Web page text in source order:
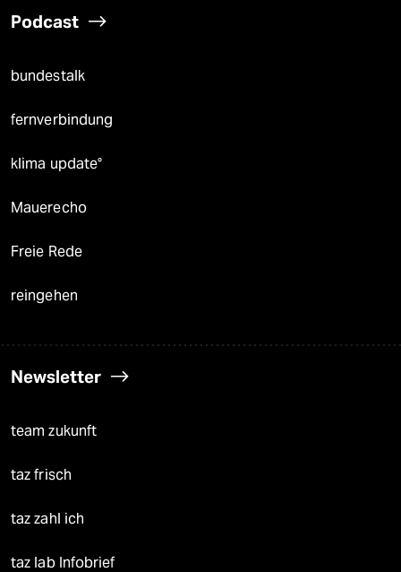
Podcast
bundestalk
fernverbindung
klima update°
Mauerecho
Freie Rede
reingehen
Newsletter
team zukunft
taz frisch
taz zahl ich
taz lab Infobrief